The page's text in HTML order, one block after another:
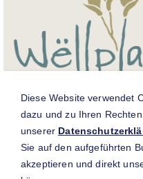
Für weitere Informationen
Wildpflanzensaatgut-
„Wëllplanzesom
Diese Website verwendet
dazu und zu Ihren
unserer
Sie auf den aufgeführten
akzeptieren und direkt